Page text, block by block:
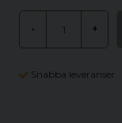
- +
Snabba leveranser